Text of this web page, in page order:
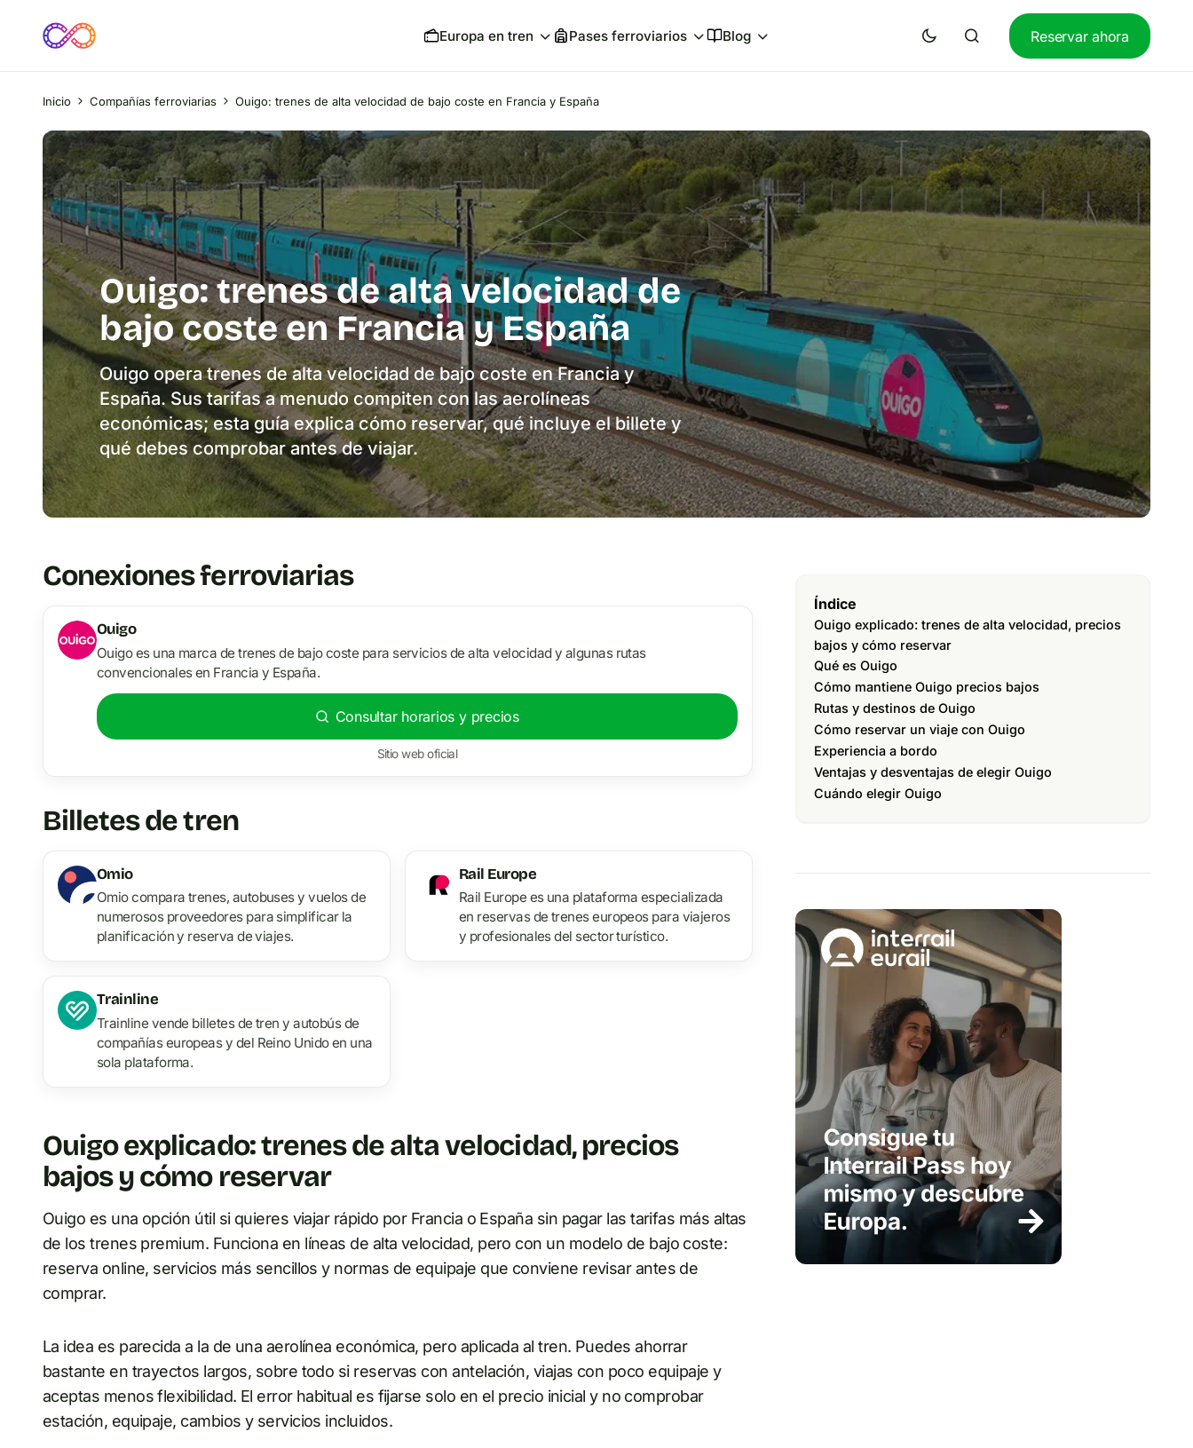
Europa en tren Pases ferroviarios Blog Reservar ahora
Inicio Compañías ferroviarias Ouigo: trenes de alta velocidad de bajo coste en Francia y España
Ouigo: trenes de alta velocidad de
bajo coste en Francia y España
Ouigo opera trenes de alta velocidad de bajo coste en Francia y
España. Sus tarifas a menudo compiten con las aerolíneas
económicas; esta guía explica cómo reservar, qué incluye el billete y
qué debes comprobar antes de viajar.
Conexiones ferroviarias
Ouigo
Ouigo es una marca de trenes de bajo coste para servicios de alta velocidad y algunas rutas
convencionales en Francia y España.
Consultar horarios y precios
Sitio web oficial
Billetes de tren
Omio
Omio compara trenes, autobuses y vuelos de
numerosos proveedores para simplificar la
planificación y reserva de viajes.
Rail Europe
Rail Europe es una plataforma especializada
en reservas de trenes europeos para viajeros
y profesionales del sector turístico.
Trainline
Trainline vende billetes de tren y autobús de
compañías europeas y del Reino Unido en una
sola plataforma.
Ouigo explicado: trenes de alta velocidad, precios
bajos y cómo reservar
Ouigo es una opción útil si quieres viajar rápido por Francia o España sin pagar las tarifas más altas
de los trenes premium. Funciona en líneas de alta velocidad, pero con un modelo de bajo coste:
reserva online, servicios más sencillos y normas de equipaje que conviene revisar antes de
comprar.
La idea es parecida a la de una aerolínea económica, pero aplicada al tren. Puedes ahorrar
bastante en trayectos largos, sobre todo si reservas con antelación, viajas con poco equipaje y
aceptas menos flexibilidad. El error habitual es fijarse solo en el precio inicial y no comprobar
estación, equipaje, cambios y servicios incluidos.
Índice
Ouigo explicado: trenes de alta velocidad, precios
bajos y cómo reservar
Qué es Ouigo
Cómo mantiene Ouigo precios bajos
Rutas y destinos de Ouigo
Cómo reservar un viaje con Ouigo
Experiencia a bordo
Ventajas y desventajas de elegir Ouigo
Cuándo elegir Ouigo